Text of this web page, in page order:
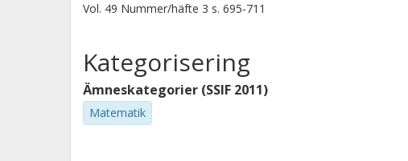
Vol. 49 Nummer/häfte 3 s. 695-711
Kategorisering
Ämneskategorier (SSIF 2011)
Matematik